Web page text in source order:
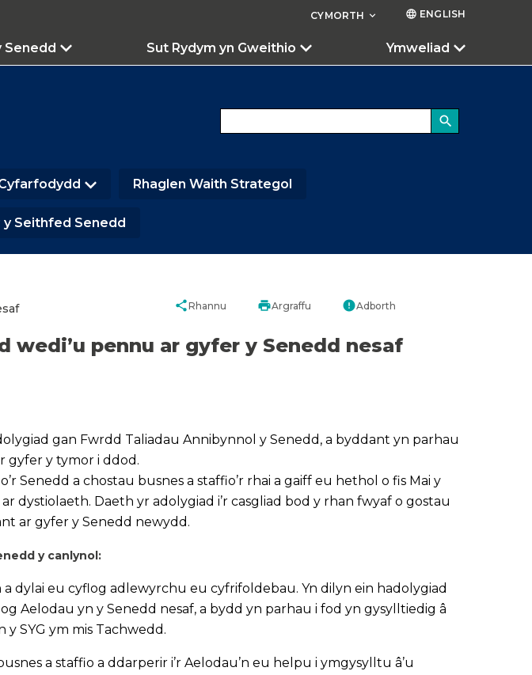
CYMORTH keyboard_arrow_down language ENGLISH
Senedd Sut Rydym yn Gweithio Ymweliad
search
Rhaglen Waith Strategol
Seithfed Senedd
shareRhannu printArgraffu errorAdborth
wedi’u pennu ar gyfer y Senedd nesaf
gan Fwrdd Taliadau Annibynnol y Senedd, a byddant yn parhau
gyfer y tymor i ddod.
Senedd a chostau busnes a staffio’r rhai a gaiff eu hethol o fis Mai y
dystiolaeth. Daeth yr adolygiad i’r casgliad bod y rhan fwyaf o gostau
ar gyfer y Senedd newydd.
y canlynol:
dylai eu cyflog adlewyrchu eu cyfrifoldebau. Yn dilyn ein hadolygiad
Aelodau yn y Senedd nesaf, a bydd yn parhau i fod yn gysylltiedig â
SYG ym mis Tachwedd.
a staffio a ddarperir i’r Aelodau’n eu helpu i ymgysylltu â’u